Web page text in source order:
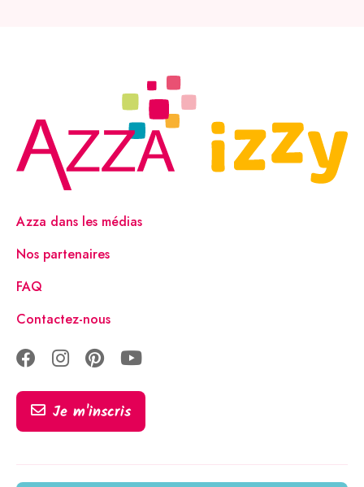
Azza dans les médias
Nos partenaires
FAQ
Contactez-nous
Je m'inscris